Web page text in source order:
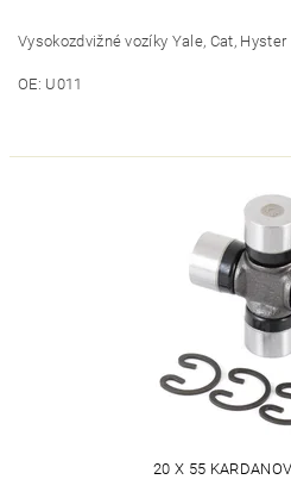
Vysokozdvižné vozíky Yale, Cat, Hyster
OE: U011
20 X 55